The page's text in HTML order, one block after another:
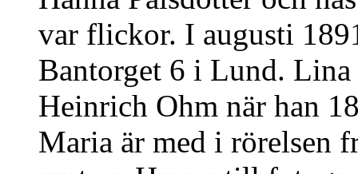
var flickor. I augusti
Bantorget 6 i Lund.
Heinrich Ohm när han
Maria är med i rörelsen